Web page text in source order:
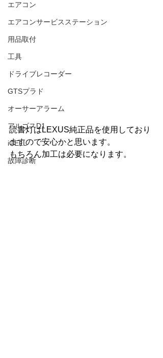
エアコン
エアコンサービスステーション
用品取付
工具
ドライブレコーダー
GTSプラド
オーサーアラーム
アルゴスD1
iCELL
故障診断
読書灯はLEXUS純正品を使用しており
ますので安心かと思います。
もちろん加工は必要になります。